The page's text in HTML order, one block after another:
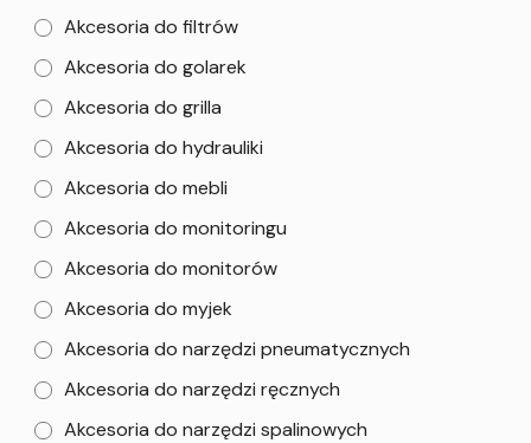
Akcesoria do filtrów
Akcesoria do golarek
Akcesoria do grilla
Akcesoria do hydrauliki
Akcesoria do mebli
Akcesoria do monitoringu
Akcesoria do monitorów
Akcesoria do myjek
Akcesoria do narzędzi pneumatycznych
Akcesoria do narzędzi ręcznych
Akcesoria do narzędzi spalinowych